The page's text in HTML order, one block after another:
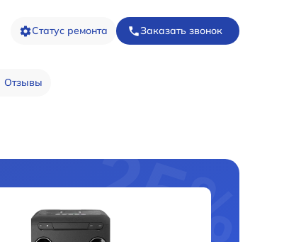
Статус ремонта Заказать звонок
Отзывы